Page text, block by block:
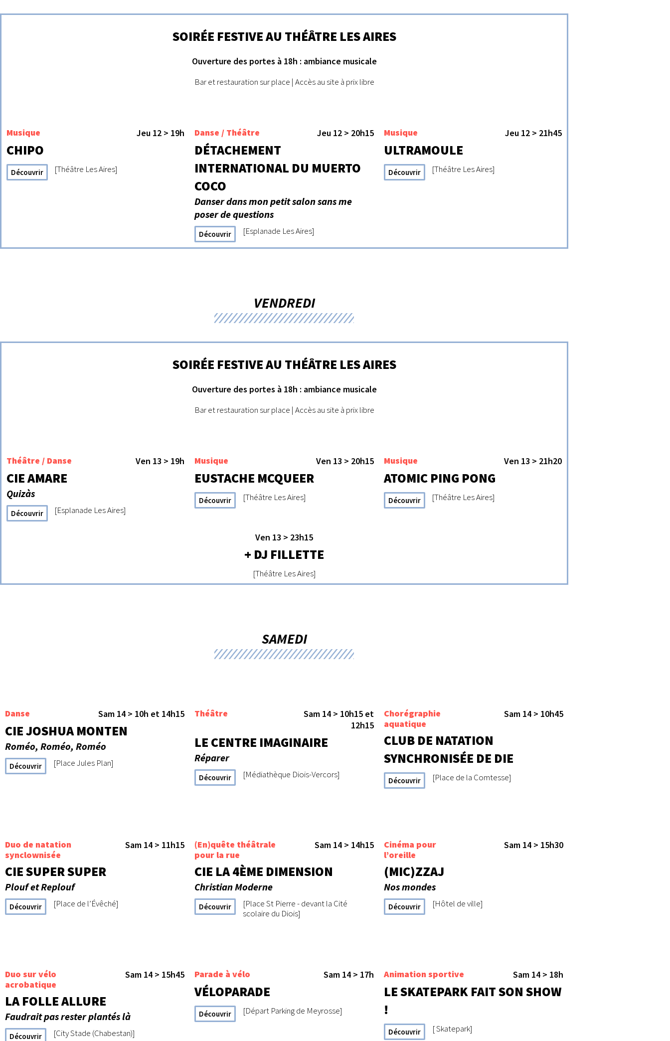
SOIRÉE FESTIVE AU THÉÂTRE LES AIRES
Ouverture des portes à 18h : ambiance musicale
Bar et restauration sur place | Accès au site à prix libre
Musique Jeu 12 > 19h
CHIPO
Découvrir [Théâtre Les Aires]
Danse / Théâtre Jeu 12 > 20h15
DÉTACHEMENT
INTERNATIONAL DU MUERTO
COCO
Danser dans mon petit salon sans me
poser de questions
Découvrir [Esplanade Les Aires]
Musique Jeu 12 > 21h45
ULTRAMOULE
Découvrir [Théâtre Les Aires]
VENDREDI
SOIRÉE FESTIVE AU THÉÂTRE LES AIRES
Ouverture des portes à 18h : ambiance musicale
Bar et restauration sur place | Accès au site à prix libre
Théâtre / Danse Ven 13 > 19h
CIE AMARE
Quizàs
Découvrir [Esplanade Les Aires]
Musique Ven 13 > 20h15
EUSTACHE MCQUEER
Découvrir [Théâtre Les Aires]
Musique Ven 13 > 21h20
ATOMIC PING PONG
Découvrir [Théâtre Les Aires]
Ven 13 > 23h15
+ DJ FILLETTE
[Théâtre Les Aires]
SAMEDI
Danse Sam 14 > 10h et 14h15
CIE JOSHUA MONTEN
Roméo, Roméo, Roméo
Découvrir [Place Jules Plan]
Théâtre
Sam 14 > 10h15 et
12h15
LE CENTRE IMAGINAIRE
Réparer
Découvrir [Médiathèque Diois-Vercors]
Chorégraphie
aquatique
Sam 14 > 10h45
CLUB DE NATATION
SYNCHRONISÉE DE DIE
Découvrir [Place de la Comtesse]
Duo de natation
synclownisée
Sam 14 > 11h15
CIE SUPER SUPER
Plouf et Replouf
Découvrir [Place de l’Évêché]
(En)quête théâtrale
pour la rue
Sam 14 > 14h15
CIE LA 4ÈME DIMENSION
Christian Moderne
Découvrir
[Place St Pierre - devant la Cité
scolaire du Diois]
Cinéma pour
l’oreille
Sam 14 > 15h30
(MIC)ZZAJ
Nos mondes
Découvrir [Hôtel de ville]
Duo sur vélo
acrobatique
Sam 14 > 15h45
LA FOLLE ALLURE
Faudrait pas rester plantés là
Découvrir [City Stade (Chabestan)]
Parade à vélo Sam 14 > 17h
VÉLOPARADE
Découvrir [Départ Parking de Meyrosse]
Animation sportive Sam 14 > 18h
LE SKATEPARK FAIT SON SHOW
!
Découvrir [ Skatepark]